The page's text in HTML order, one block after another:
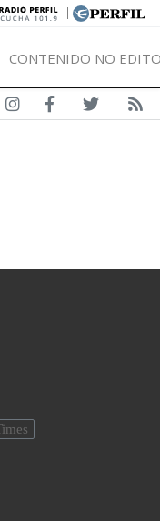
|
CONTENIDO NO